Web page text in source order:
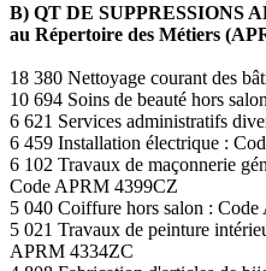
B) QT DE SUPPRESSIONS
au Répertoire des Métiers
18 380 Nettoyage courant des
10 694 Soins de beauté hors
6 621 Services administratifs
6 459 Installation électrique :
6 102 Travaux de maçonnerie
Code APRM 4399CZ
5 040 Coiffure hors salon :
5 021 Travaux de peinture
APRM 4334ZC